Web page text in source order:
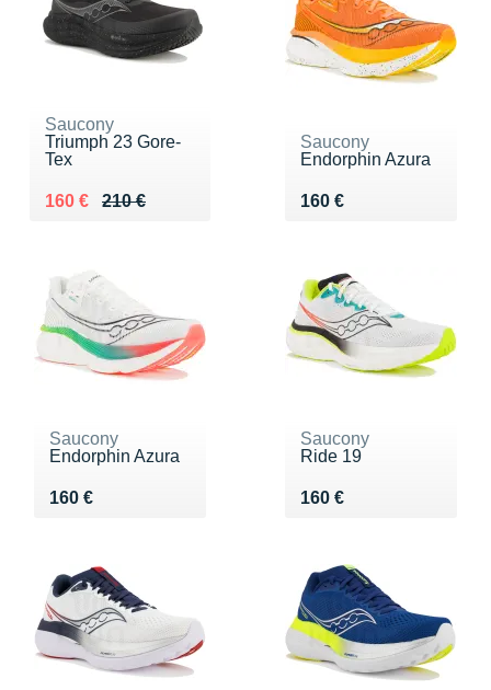
Saucony
Triumph 23 Gore-
Tex
210 €
Au lieu de 210 €
160 €
Vendu 160 €
Saucony
Endorphin Azura
160 €
Vendu 160 €
Saucony
Endorphin Azura
160 €
Vendu 160 €
Saucony
Ride 19
160 €
Vendu 160 €